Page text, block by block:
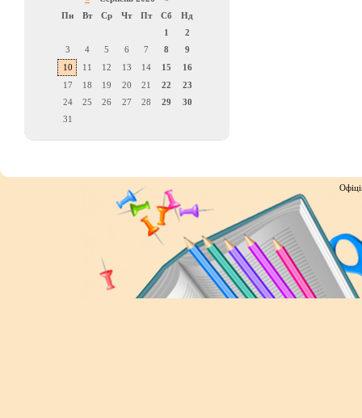
Пн
Вт Ср Чт Пт Сб
Нд
1
2
3
4 5 6 7 8
9
10
11 12 13 14 15
16
17
18 19 20 21 22
23
24
25 26 27 28 29
30
31